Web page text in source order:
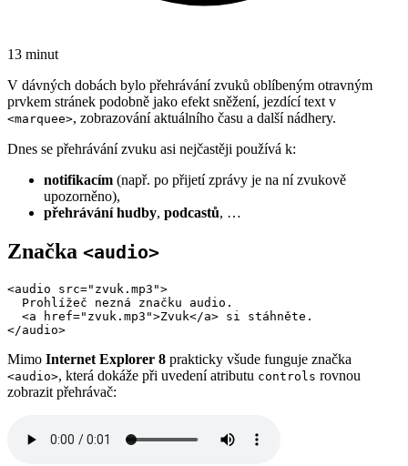
13 minut
V dávných dobách bylo přehrávání zvuků oblíbeným otravným
prvkem stránek podobně jako efekt sněžení, jezdící text v
<marquee>, zobrazování aktuálního času a další nádhery.
Dnes se přehrávání zvuku asi nejčastěji používá k:
notifikacím (např. po přijetí zprávy je na ní zvukově
upozorněno),
přehrávání hudby, podcastů, …
Značka <audio>
<audio src="zvuk.mp3">
  Prohlížeč nezná značku audio.
  <a href="zvuk.mp3">Zvuk</a> si stáhněte.
</audio>
Mimo Internet Explorer 8 prakticky všude funguje značka
<audio>, která dokáže při uvedení atributu controls rovnou
zobrazit přehrávač: